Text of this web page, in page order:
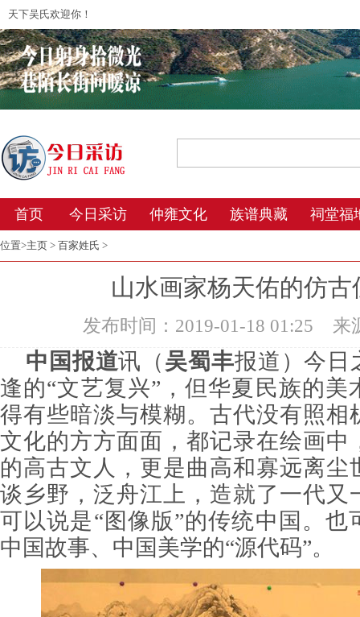
天下吴氏欢迎你！
2026年8月9日 11:54 星期日 农历丙午年(马
首页 今日采访 仲雍文化 族谱典藏 祠堂福
位置>主页 > 百家姓氏 >
山水画家杨天佑的仿古
发布时间：2019-01-18 01:25 来
中国报道讯（吴蜀丰报道） 今日
逢的“文艺复兴”，但华夏民族的美
得有些暗淡与模糊。古代没有照相
文化的方方面面，都记录在绘画中
的高古文人，更是曲高和寡远离尘
谈乡野，泛舟江上，造就了一代又
可以说是“图像版”的传统中国。也
中国故事、中国美学的“源代码”。